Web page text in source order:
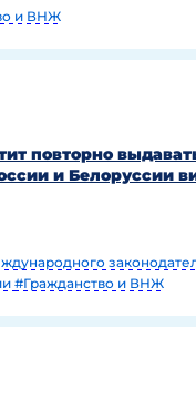
и ВНЖ
повторно
и Белоруссии
#Гражданство и ВНЖ